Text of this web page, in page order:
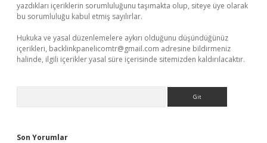
yazdıkları içeriklerin sorumluluğunu taşımakta olup, siteye üye olarak
bu sorumluluğu kabul etmiş sayılırlar.
Hukuka ve yasal düzenlemelere aykırı olduğunu düşündüğünüz
içerikleri, backlinkpanelicomtr@gmail.com adresine bildirmeniz
halinde, ilgili içerikler yasal süre içerisinde sitemizden kaldırılacaktır.
Son Yorumlar